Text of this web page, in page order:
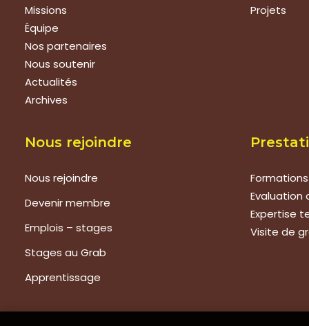
Missions
Équipe
Nos partenaires
Nous soutenir
Actualités
Archives
Projets
Nous rejoindre
Nous rejoindre
Devenir membre
Emplois – stages
Stages au Grab
Apprentissage
Formations
Evaluation
Expertise
Visite de